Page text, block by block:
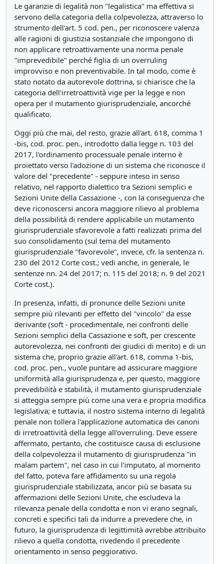
Le garanzie di legalità non "legalistica" ma effettiva si
servono della categoria della colpevolezza, attraverso lo
strumento dell'art. 5 cod. pen., per riconoscere valenza
alle ragioni di giustizia sostanziale che impongono di
non applicare retroattivamente una norma penale
"imprevedibile" perché figlia di un overruling
improvviso e non preventivabile. In tal modo, come è
stato notato da autorevole dottrina, si chiarisce che la
categoria dell'irretroattività vige per la legge e non
opera per il mutamento giurisprudenziale, ancorché
qualificato.
Oggi più che mai, del resto, grazie all'art. 618, comma 1
-bis, cod. proc. pen., introdotto dalla legge n. 103 del
2017, l'ordinamento processuale penale interno è
proiettato verso l'adozione di un sistema che riconosce il
valore del "precedente" - seppure inteso in senso
relativo, nel rapporto dialettico tra Sezioni semplici e
Sezioni Unite della Cassazione -, con la conseguenza che
deve riconoscersi ancora maggiore rilievo al problema
della possibilità di rendere applicabile un mutamento
giurisprudenziale sfavorevole a fatti realizzati prima del
suo consolidamento (sul tema del mutamento
giurisprudenziale "favorevole", invece, cfr. la sentenza n.
230 del 2012 Corte cost.; vedi anche, in generale, le
sentenze nn. 24 del 2017; n. 115 del 2018; n. 9 del 2021
Corte cost.).
In presenza, infatti, di pronunce delle Sezioni unite
sempre più rilevanti per effetto del "vincolo" da esse
derivante (soft - procedimentale, nei confronti delle
Sezioni semplici della Cassazione e soft, per crescente
autorevolezza, nei confronti dei giudici di merito) e di un
sistema che, proprio grazie all'art. 618, comma 1-bis,
cod. proc. pen., vuole puntare ad assicurare maggiore
uniformità alla giurisprudenza e, per questo, maggiore
prevedibilità e stabilità, il mutamento giurisprudenziale
si atteggia sempre più come una vera e propria modifica
legislativa; e tuttavia, il nostro sistema interno di legalità
penale non tollera l'applicazione automatica dei canoni
di irretroattività della legge all'overruling. Deve essere
affermato, pertanto, che costituisce causa di esclusione
della colpevolezza il mutamento di giurisprudenza "in
malam partem", nel caso in cui l'imputato, al momento
del fatto, poteva fare affidamento su una regola
giurisprudenziale stabilizzata, ancor più se basata su
affermazioni delle Sezioni Unite, che escludeva la
rilevanza penale della condotta e non vi erano segnali,
concreti e specifici tali da indurre a prevedere che, in
futuro, la giurisprudenza di legittimità avrebbe attribuito
rilievo a quella condotta, rivedendo il precedente
orientamento in senso peggiorativo.